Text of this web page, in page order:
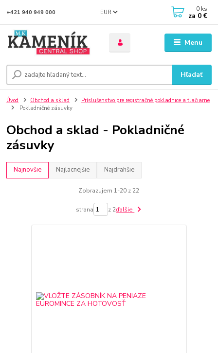
Menu
EUR
Hľadať
+421 940 949 000 0 ks
za 0 €
Úvod Obchod a sklad
Príslušenstvo pre registračné pokladnice a tlačiarne
Pokladničné zásuvky
Obchod a sklad - Pokladničné
zásuvky
Najnovšie Najlacnejšie Najdrahšie
Zobrazujem 1-20 z 22
strana z 2ďalšie